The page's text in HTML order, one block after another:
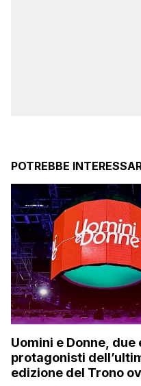
POTREBBE
Uomini e Donne, due
protagonisti
edizione del Trono